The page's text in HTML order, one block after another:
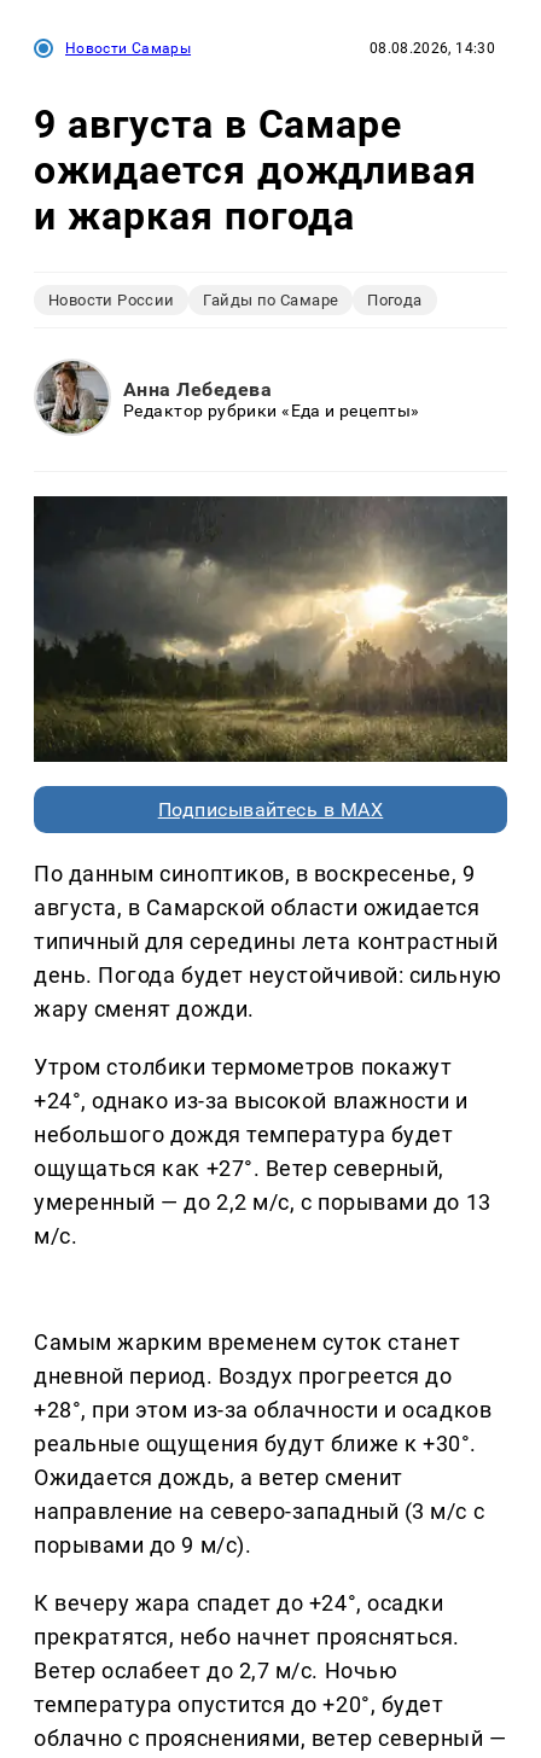
Новости Самары 08.08.2026, 14:30
9 августа в Самаре
ожидается дождливая
и жаркая погода
Новости России Гайды по Самаре Погода
Анна Лебедева
Редактор рубрики «Еда и рецепты»
Подписывайтесь в MAX
По данным синоптиков, в воскресенье, 9
августа, в Самарской области ожидается
типичный для середины лета контрастный
день. Погода будет неустойчивой: сильную
жару сменят дожди.
Утром столбики термометров покажут
+24°, однако из-за высокой влажности и
небольшого дождя температура будет
ощущаться как +27°. Ветер северный,
умеренный — до 2,2 м/с, с порывами до 13
м/с.
Самым жарким временем суток станет
дневной период. Воздух прогреется до
+28°, при этом из-за облачности и осадков
реальные ощущения будут ближе к +30°.
Ожидается дождь, а ветер сменит
направление на северо-западный (3 м/с с
порывами до 9 м/с).
К вечеру жара спадет до +24°, осадки
прекратятся, небо начнет проясняться.
Ветер ослабеет до 2,7 м/с. Ночью
температура опустится до +20°, будет
облачно с прояснениями, ветер северный —